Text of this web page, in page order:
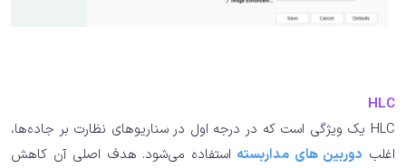
HLC
HLC یک ویژگی است که در درجه اول در سناریوهای نظارت بر جاده‌ها،
اغلب دوربین های مداربسته استفاده می‌شود. هدف اصلی آن کاهش